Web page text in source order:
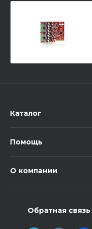
Каталог
Помощь
О компании
Обратная связь